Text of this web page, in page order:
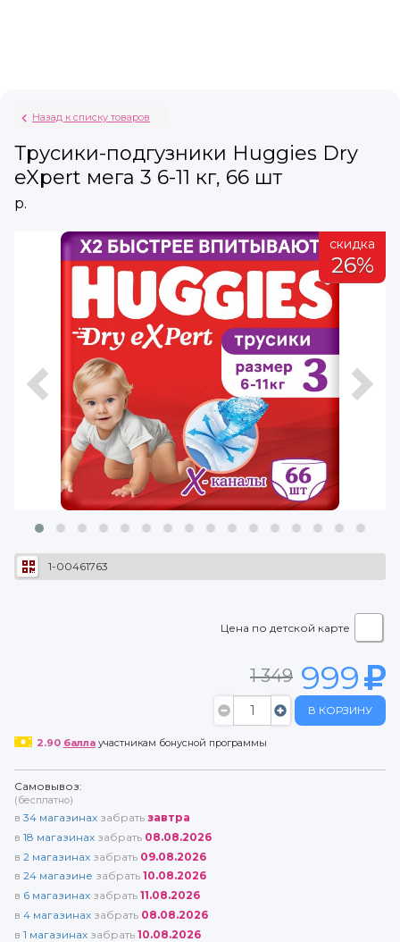
Назад к списку товаров
Трусики-подгузники Huggies Dry
eXpert мега 3 6-11 кг, 66 шт
р.
скидка
26%
1-00461763
Цена по детской карте
1 349 999
В КОРЗИНУ
2.90 баллаучастникам бонусной программы
Самовывоз:
(бесплатно)
в 34 магазинах забрать завтра
в 18 магазинах забрать 08.08.2026
в 2 магазинах забрать 09.08.2026
в 24 магазине забрать 10.08.2026
в 6 магазинах забрать 11.08.2026
в 4 магазинах забрать 08.08.2026
в 1 магазинах забрать 10.08.2026